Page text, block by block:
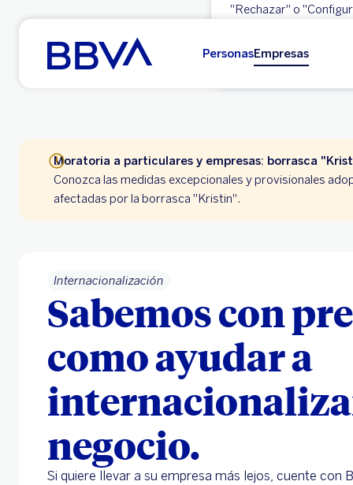
"Rechazar" o
Aceptar
Ir al contenido principal
PersonasEmpresas
Moratoria a particulares y empresas: borrasca
Conozca las medidas excepcionales y provisionales
afectadas por la borrasca "Kristin".
Internacionalización
Sabemos con
como ayudar a
negocio.
Si quiere llevar a su empresa más lejos, cuente con